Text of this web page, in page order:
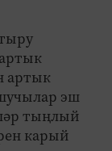
артык
эш
тыңлый
карый